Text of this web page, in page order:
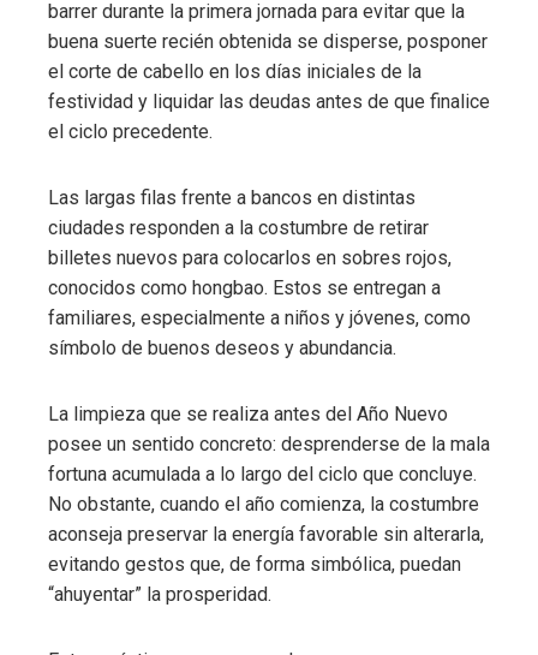
barrer durante la primera jornada para evitar que la
buena suerte recién obtenida se disperse, posponer
el corte de cabello en los días iniciales de la
festividad y liquidar las deudas antes de que finalice
el ciclo precedente.
Las largas filas frente a bancos en distintas
ciudades responden a la costumbre de retirar
billetes nuevos para colocarlos en sobres rojos,
conocidos como hongbao. Estos se entregan a
familiares, especialmente a niños y jóvenes, como
símbolo de buenos deseos y abundancia.
La limpieza que se realiza antes del Año Nuevo
posee un sentido concreto: desprenderse de la mala
fortuna acumulada a lo largo del ciclo que concluye.
No obstante, cuando el año comienza, la costumbre
aconseja preservar la energía favorable sin alterarla,
evitando gestos que, de forma simbólica, puedan
“ahuyentar” la prosperidad.